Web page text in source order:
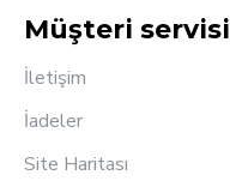
Müşteri servisi
İletişim
İadeler
Site Haritası